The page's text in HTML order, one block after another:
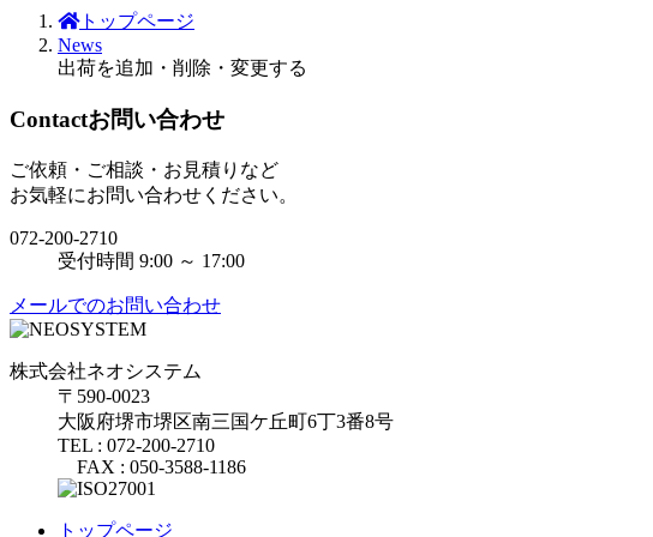
トップページ
News
出荷を追加・削除・変更する
Contactお問い合わせ
ご依頼・ご相談・お見積りなど
お気軽にお問い合わせください。
072-200-2710
受付時間 9:00 ～ 17:00
メールでのお問い合わせ
株式会社ネオシステム
〒590-0023
大阪府堺市堺区南三国ケ丘町6丁3番8号
TEL : 072-200-2710
FAX : 050-3588-1186
トップページ